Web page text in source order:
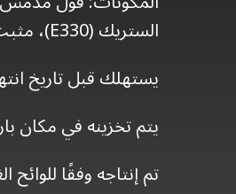
الستريك (E330)، مثبت اللون (IDTE).
يستهلك قبل تاريخ
يتم تخزينه في مكان
تم إنتاجه وفقًا للوائح